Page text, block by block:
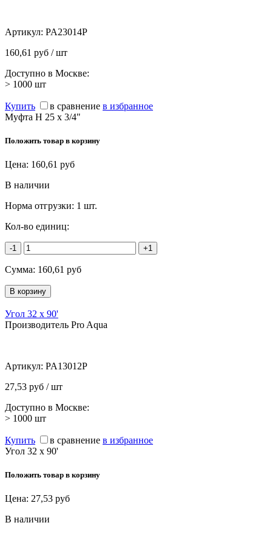
Артикул: PA23014P
160,61 руб / шт
Доступно в Москве:
> 1000 шт
Купить в сравнение в избранное
Муфта Н 25 х 3/4"
Положить товар в корзину
Цена: 160,61 руб
В наличии
Норма отгрузки: 1 шт.
Кол-во единиц:
-1 +1
Сумма: 160,61 руб
Угол 32 х 90'
Производитель Pro Aqua
Артикул: PA13012P
27,53 руб / шт
Доступно в Москве:
> 1000 шт
Купить в сравнение в избранное
Угол 32 х 90'
Положить товар в корзину
Цена: 27,53 руб
В наличии